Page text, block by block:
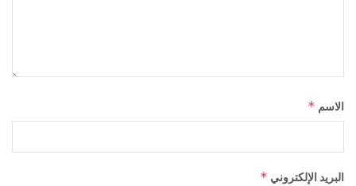
الاسم *
البريد الإلكتروني *